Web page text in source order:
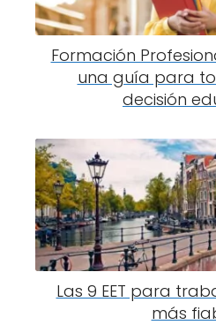
Formación
una guía para
decisión
Las 9 EET para
más